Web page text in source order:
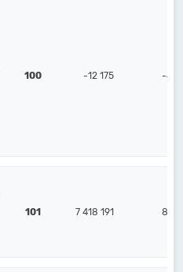
100 -12 175 -
101 7 418 191 8